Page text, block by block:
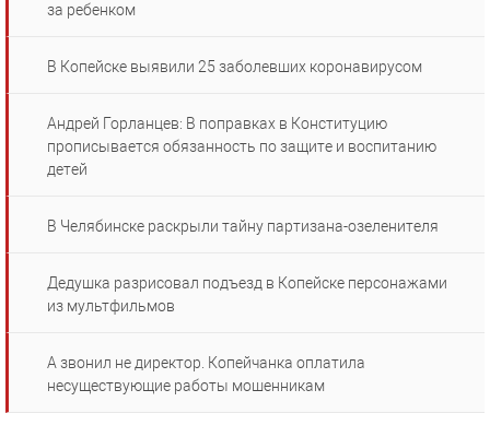
за ребенком
В Копейске выявили 25 заболевших коронавирусом
Андрей Горланцев: В поправках в Конституцию
прописывается обязанность по защите и воспитанию
детей
В Челябинске раскрыли тайну партизана-озеленителя
Дедушка разрисовал подъезд в Копейске персонажами
из мультфильмов
А звонил не директор. Копейчанка оплатила
несуществующие работы мошенникам